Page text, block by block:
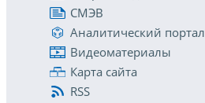
СМЭВ
Аналитический портал
Видеоматериалы
Карта сайта
RSS